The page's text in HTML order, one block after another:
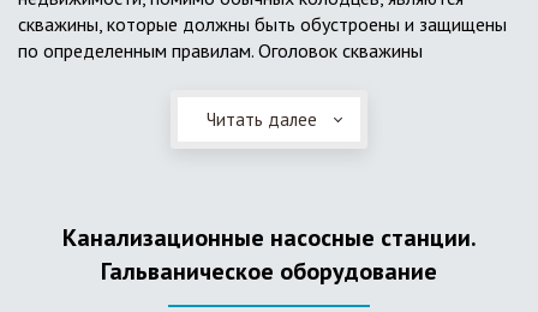
скважины, которые должны быть обустроены и защищены
по определенным правилам. Оголовок скважины
и автоматикой. Все это оборудование способно
подвергаться загрязнению атмосферными и
его работу в нормальном режиме. Лучшим способом
защиты оборудования является устройство герметичной
камеры или кессона, который не только защищает оголовок
Читать далее
Канализационные насосные станции.
Гальваническое оборудование